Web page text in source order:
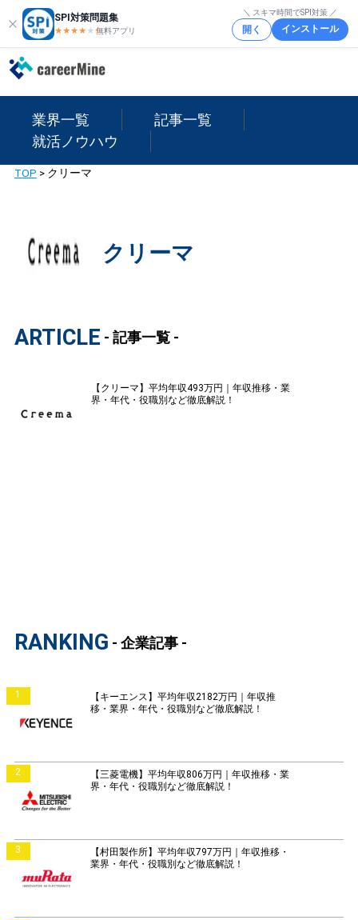
SPI対策問題集
★★★★ ★★
無料アプリ
＼ スキマ時間でSPI対策 ／
開く インストール
業界一覧
記事一覧
就活ノウハウ
TOP > クリーマ
クリーマ
ARTICLE - 記事一覧 -
【クリーマ】平均年収493万円｜年収推移・業
界・年代・役職別など徹底解説！
RANKING - 企業記事 -
1
【キーエンス】平均年収2182万円｜年収推
移・業界・年代・役職別など徹底解説！
2
【三菱電機】平均年収806万円｜年収推移・業
界・年代・役職別など徹底解説！
3
【村田製作所】平均年収797万円｜年収推移・
業界・年代・役職別など徹底解説！